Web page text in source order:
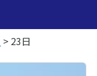
> 23日